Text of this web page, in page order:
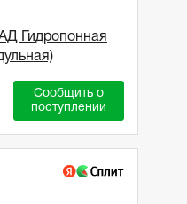
Гидропонная
Сообщить о
поступлении